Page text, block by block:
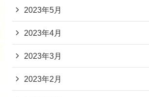
2023年5月
2023年4月
2023年3月
2023年2月